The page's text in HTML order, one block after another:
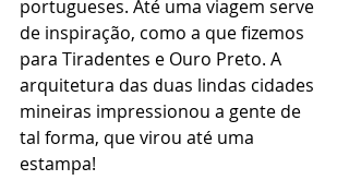
portugueses. Até uma viagem serve
de inspiração, como a que fizemos
para Tiradentes e Ouro Preto. A
arquitetura das duas lindas cidades
mineiras impressionou a gente de
tal forma, que virou até uma
estampa!